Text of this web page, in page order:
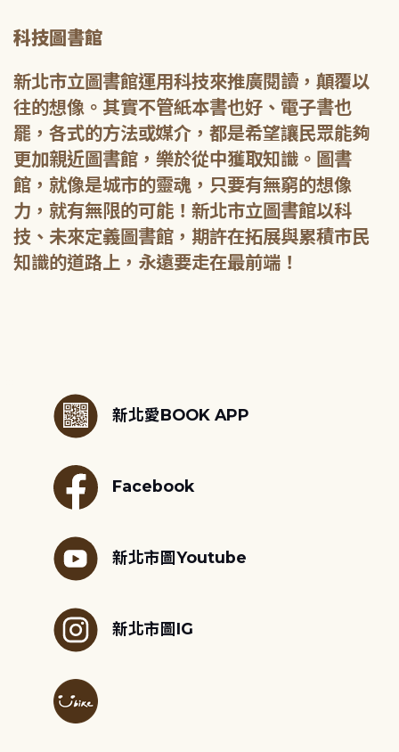
科技圖書館
新北市立圖書館運用科技來推廣閱讀，顛覆以
往的想像。其實不管紙本書也好、電子書也
罷，各式的方法或媒介，都是希望讓民眾能夠
更加親近圖書館，樂於從中獲取知識。圖書
館，就像是城市的靈魂，只要有無窮的想像
力，就有無限的可能！新北市立圖書館以科
技、未來定義圖書館，期許在拓展與累積市民
知識的道路上，永遠要走在最前端！
新北愛BOOK APP
Facebook
新北市圖Youtube
新北市圖IG